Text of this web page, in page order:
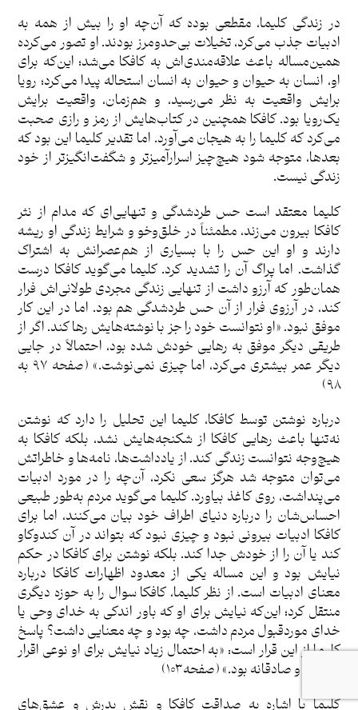
در زندگی کلیما، مقطعی بوده که آن‌چه او را بیش از همه به
ادبیات جذب می‌کرد، تخیلات بی‌حدومرز بودند. او تصور می‌کرده
همین‌مساله باعث علاقه‌مندی‌اش به کافکا می‌شد؛ این‌که برای
او، انسان به حیوان و حیوان به انسان استحاله پیدا می‌کرد؛ رویا
برایش واقعیت به نظر می‌رسید، و هم‌زمان، واقعیت برایش
یک‌رویا بود. کافکا همچنین در کتاب‌هایش از رمز و رازی صحبت
می‌کرد که کلیما را به هیجان می‌آورد. اما تقدیر کلیما این بود که
بعدها، متوجه شود هیچ‌چیز اسرارآمیزتر و شگفت‌انگیزتر از خود
زندگی نیست.
کلیما معتقد است حس طردشدگی و تنهایی‌ای که مدام از نثر
کافکا بیرون می‌زند، مطمئناً در خلق‌وخو و شرایط زندگی او ریشه
دارند و او این حس را با بسیاری از هم‌عصرانش به اشتراک
گذاشت. اما پراگ آن را تشدید کرد. کلیما می‌گوید کافکا درست
همان‌طور که آرزو داشت از تنهایی زندگی مجردی طولانی‌اش فرار
کند، در آرزوی فرار از آن حس طردشدگی هم بود. اما در این کار
موفق نبود. «او نتوانست خود را جز با نوشته‌هایش رها کند. اگر از
طریقی دیگر موفق به رهایی خودش شده بود، احتمالاً در جایی
دیگر عمر بیشتری می‌کرد، اما چیزی نمی‌نوشت.» (صفحه ۹۷ به
۹۸)
درباره نوشتن توسط کافکا، کلیما این تحلیل را دارد که نوشتن
نه‌تنها باعث رهایی کافکا از شکنجه‌هایش نشد، بلکه کافکا به
هیچ‌وجه نتوانست زندگی کند. از یادداشت‌ها، نامه‌ها و خاطراتش
می‌توان متوجه شد هرگز سعی نکرد، آن‌چه را در مورد ادبیات
می‌پنداشت، روی کاغذ بیاورد. کلیما می‌گوید مردم به‌طور طبیعی
احساس‌شان را درباره دنیای اطراف خود بیان می‌کنند، اما برای
کافکا ادبیات بیرونی نبود و چیزی نبود که بتواند در آن کندوکاو
کند یا آن را از خودش جدا کند. بلکه نوشتن برای کافکا در حکم
نیایش بود و این مساله یکی از معدود اظهارات کافکا درباره
معنای ادبیات است. از نظر کلیما، کافکا سوال را به حوزه دیگری
منتقل کرد؛ این‌که نیایش برای او که باور اندکی به خدای وحی یا
خدای موردقبول مردم داشت، چه بود و چه معنایی داشت؟ پاسخ
کلیما از این قرار است: «به احتمال زیاد نیایش برای او نوعی اقرار
شخصی و صادقانه بود.» (صفحه ۱۰۳)
کلیما با اشاره به صداقت کافکا و نقش پدرش و عشق‌های